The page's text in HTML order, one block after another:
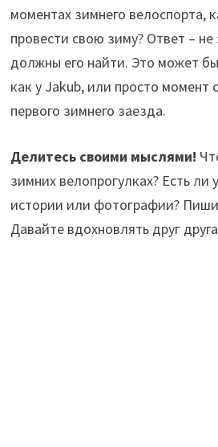
моментах зимнего велоспорта,
провести свою зиму? Ответ – не
должны его найти. Это может
как у Jakub, или просто момент
первого зимнего заезда.
Делитесь своими мыслями!
зимних велопрогулках? Есть ли
истории или фотографии?
Давайте вдохновлять друг